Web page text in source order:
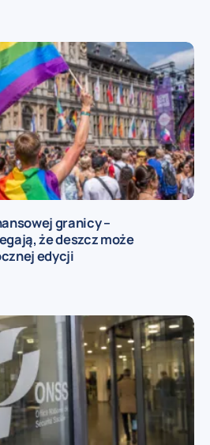
granicy –
że deszcz może
edycji